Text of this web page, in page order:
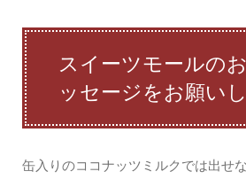
スイーツモールの
ッセージをお願い
缶入りのココナッツミルクでは出せ